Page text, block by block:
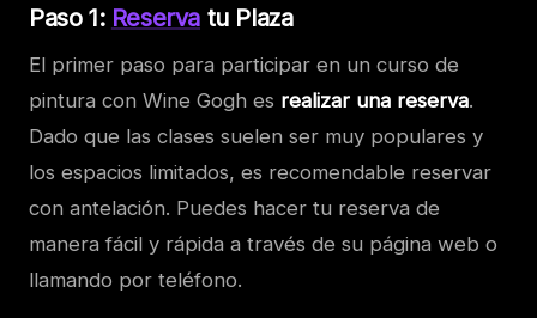
Paso 1: Reserva tu Plaza
El primer paso para participar en un curso de
pintura con Wine Gogh es realizar una reserva.
Dado que las clases suelen ser muy populares y
los espacios limitados, es recomendable reservar
con antelación. Puedes hacer tu reserva de
manera fácil y rápida a través de su página web o
llamando por teléfono.